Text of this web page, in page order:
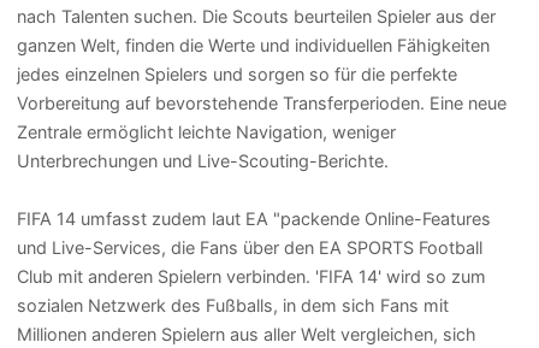
nach Talenten suchen. Die Scouts beurteilen Spieler aus der
ganzen Welt, finden die Werte und individuellen Fähigkeiten
jedes einzelnen Spielers und sorgen so für die perfekte
Vorbereitung auf bevorstehende Transferperioden. Eine neue
Zentrale ermöglicht leichte Navigation, weniger
Unterbrechungen und Live-Scouting-Berichte.
FIFA 14 umfasst zudem laut EA "packende Online-Features
und Live-Services, die Fans über den EA SPORTS Football
Club mit anderen Spielern verbinden. 'FIFA 14' wird so zum
sozialen Netzwerk des Fußballs, in dem sich Fans mit
Millionen anderen Spielern aus aller Welt vergleichen, sich